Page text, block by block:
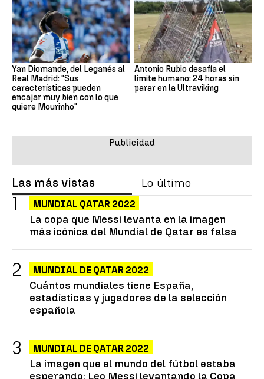
Yan Diomande, del Leganés al
Real Madrid: "Sus
características pueden
encajar muy bien con lo que
quiere Mourinho"
Antonio Rubio desafía el
límite humano: 24 horas sin
parar en la Ultraviking
Las más vistas Lo último
MUNDIAL QATAR 2022
La copa que Messi levanta en la imagen
más icónica del Mundial de Qatar es falsa
MUNDIAL DE QATAR 2022
Cuántos mundiales tiene España,
estadísticas y jugadores de la selección
española
MUNDIAL DE QATAR 2022
La imagen que el mundo del fútbol estaba
esperando: Leo Messi levantando la Copa